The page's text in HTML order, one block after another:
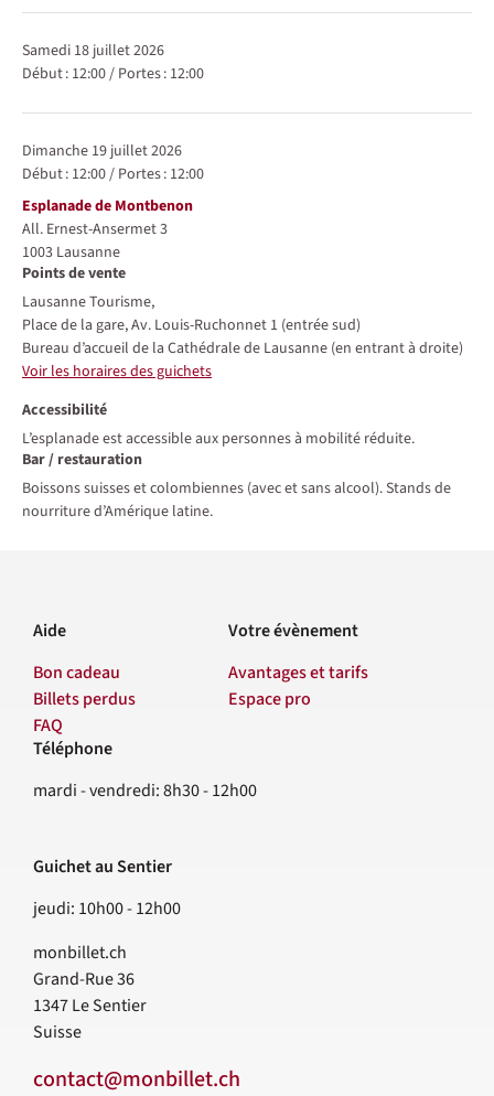
samedi 18 juillet 2026
Début : 12:00/ Portes : 12:00
dimanche 19 juillet 2026
Début : 12:00/ Portes : 12:00
Lieu
Esplanade de Montbenon
All. Ernest-Ansermet 3
1003 Lausanne
Points de vente
Lausanne Tourisme,
Place de la gare, Av. Louis-Ruchonnet 1 (entrée sud)
Bureau d’accueil de la Cathédrale de Lausanne (en entrant à droite)
Voir les horaires des guichets
Accessibilité
L’esplanade est accessible aux personnes à mobilité réduite.
Bar / restauration
Boissons suisses et colombiennes (avec et sans alcool). Stands de
nourriture d’Amérique latine.
Aide
Bon cadeau
Billets perdus
FAQ
Votre évènement
Avantages et tarifs
Espace pro
Contact
Téléphone
mardi - vendredi: 8h30 - 12h00
Guichet au Sentier
jeudi: 10h00 - 12h00
monbillet.ch
Grand-Rue 36
1347Le Sentier
Suisse
contact@monbillet.ch